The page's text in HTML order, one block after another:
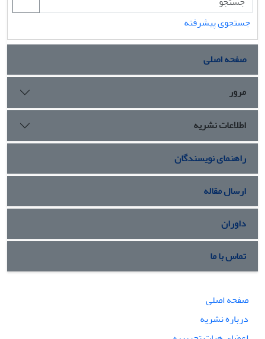
جستجوی پیشرفته
صفحه اصلی
مرور
اطلاعات نشریه
راهنمای نویسندگان
ارسال مقاله
داوران
تماس با ما
صفحه اصلی
درباره نشریه